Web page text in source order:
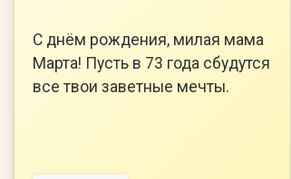
С днём рождения, милая мама
Марта! Пусть в 73 года сбудутся
все твои заветные мечты.